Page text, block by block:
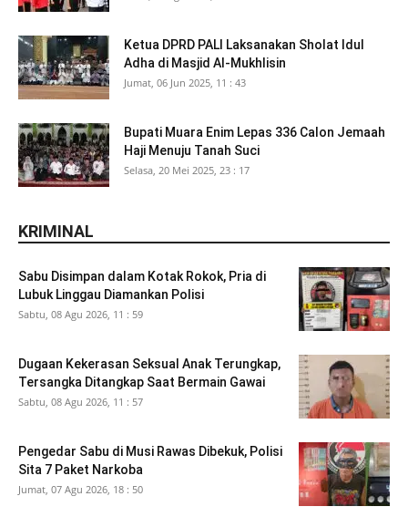
Ketua DPRD PALI Laksanakan Sholat Idul
Adha di Masjid Al-Mukhlisin
Jumat, 06 Jun 2025, 11 : 43
Bupati Muara Enim Lepas 336 Calon Jemaah
Haji Menuju Tanah Suci
Selasa, 20 Mei 2025, 23 : 17
KRIMINAL
Sabu Disimpan dalam Kotak Rokok, Pria di
Lubuk Linggau Diamankan Polisi
Sabtu, 08 Agu 2026, 11 : 59
Dugaan Kekerasan Seksual Anak Terungkap,
Tersangka Ditangkap Saat Bermain Gawai
Sabtu, 08 Agu 2026, 11 : 57
Pengedar Sabu di Musi Rawas Dibekuk, Polisi
Sita 7 Paket Narkoba
Jumat, 07 Agu 2026, 18 : 50